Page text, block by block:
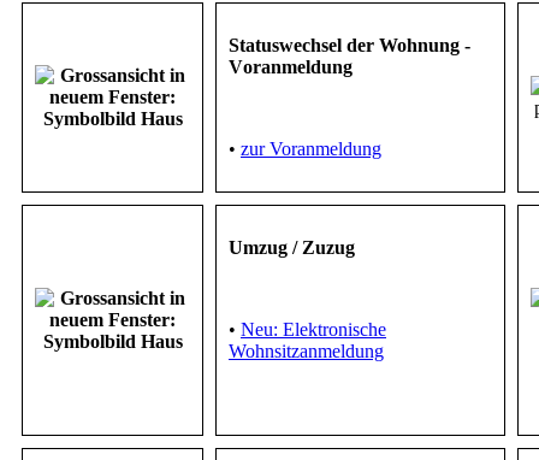
Statuswechsel der Wohnung -
Voranmeldung
• zur Voranmeldung
Umzug / Zuzug
• Neu: Elektronische
Wohnsitzanmeldung